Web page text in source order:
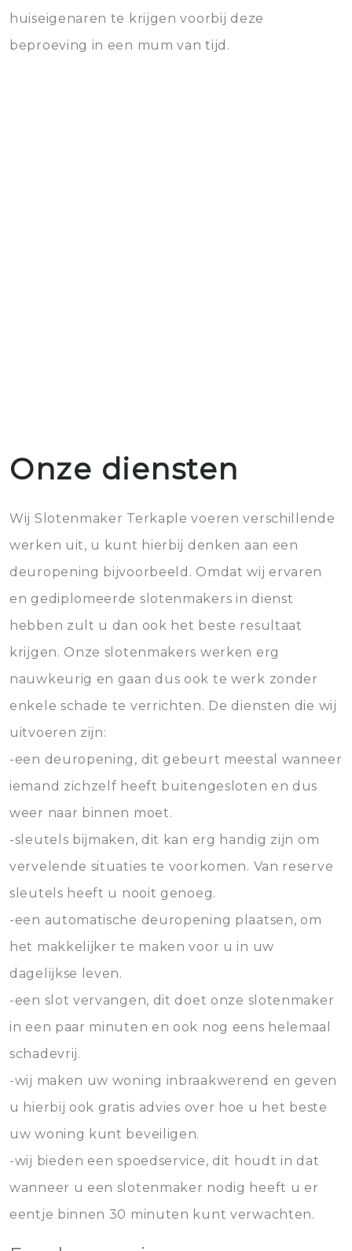
huiseigenaren te krijgen voorbij deze
beproeving in een mum van tijd.
Onze diensten
Wij Slotenmaker Terkaple voeren verschillende
werken uit, u kunt hierbij denken aan een
deuropening bijvoorbeeld. Omdat wij ervaren
en gediplomeerde slotenmakers in dienst
hebben zult u dan ook het beste resultaat
krijgen. Onze slotenmakers werken erg
nauwkeurig en gaan dus ook te werk zonder
enkele schade te verrichten. De diensten die wij
uitvoeren zijn:
-een deuropening, dit gebeurt meestal wanneer
iemand zichzelf heeft buitengesloten en dus
weer naar binnen moet.
-sleutels bijmaken, dit kan erg handig zijn om
vervelende situaties te voorkomen. Van reserve
sleutels heeft u nooit genoeg.
-een automatische deuropening plaatsen, om
het makkelijker te maken voor u in uw
dagelijkse leven.
-een slot vervangen, dit doet onze slotenmaker
in een paar minuten en ook nog eens helemaal
schadevrij.
-wij maken uw woning inbraakwerend en geven
u hierbij ook gratis advies over hoe u het beste
uw woning kunt beveiligen.
-wij bieden een spoedservice, dit houdt in dat
wanneer u een slotenmaker nodig heeft u er
eentje binnen 30 minuten kunt verwachten.